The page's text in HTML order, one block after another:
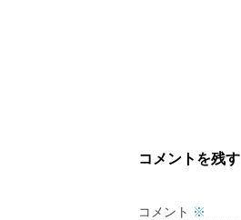
コメントを残す
コメント ※